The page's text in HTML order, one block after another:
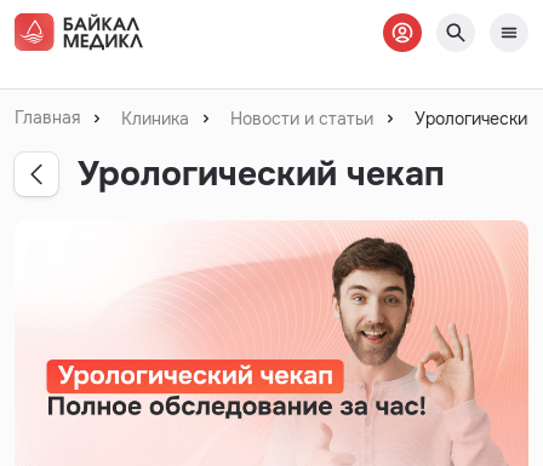
Главная Клиника Новости и статьи Урологический
Урологический чекап